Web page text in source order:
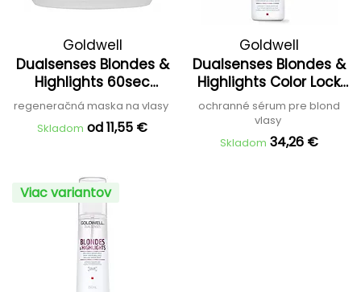
Goldwell
Dualsenses Blondes &
Highlights 60sec
Treatment
regeneračná maska na vlasy
Skladom od 11,55 €
Goldwell
Dualsenses Blondes &
Highlights Color Lock
Serum
ochranné sérum pre blond
vlasy
Skladom 34,26 €
Viac variantov